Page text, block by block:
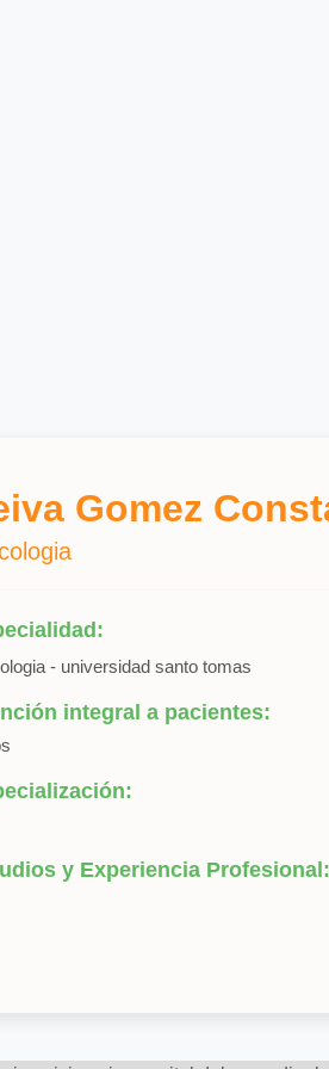
Gomez
- universidad santo tomas
integral a pacientes:
y Experiencia Profesional: